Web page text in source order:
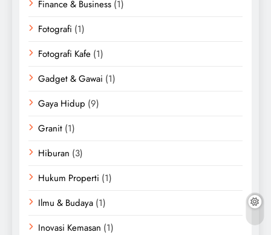
Finance & Business (1)
Fotografi (1)
Fotografi Kafe (1)
Gadget & Gawai (1)
Gaya Hidup (9)
Granit (1)
Hiburan (3)
Hukum Properti (1)
Ilmu & Budaya (1)
Inovasi Kemasan (1)